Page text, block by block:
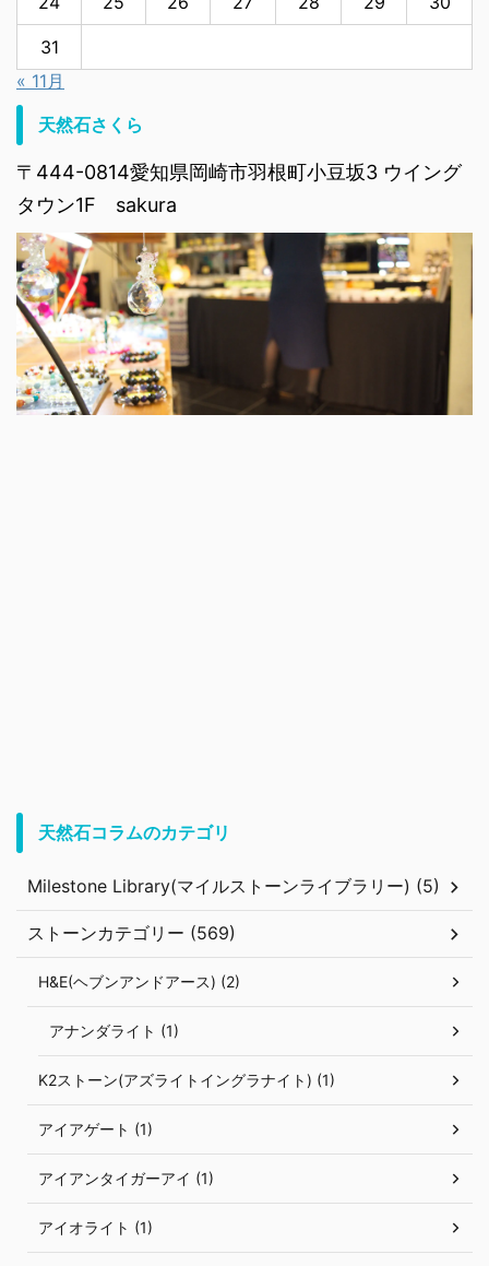
31
« 11月
天然石さくら
〒444-0814愛知県岡崎市羽根町小豆坂3 ウイング
タウン1F sakura
天然石コラムのカテゴリ
Milestone Library(マイルストーンライブラリー) (5)
ストーンカテゴリー (569)
H&E(ヘブンアンドアース) (2)
アナンダライト (1)
K2ストーン(アズライトイングラナイト) (1)
アイアゲート (1)
アイアンタイガーアイ (1)
アイオライト (1)